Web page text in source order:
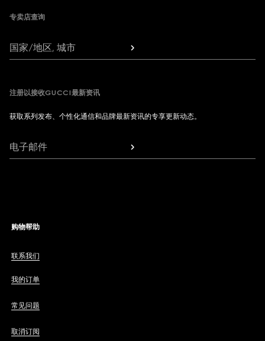
专卖店查询
国家/地区, 城市
注册以接收GUCCI最新资讯
获取系列发布、个性化通信和品牌最新资讯的专享更新动态。
电子邮件
购物帮助
联系我们
我的订单
常见问题
取消订阅